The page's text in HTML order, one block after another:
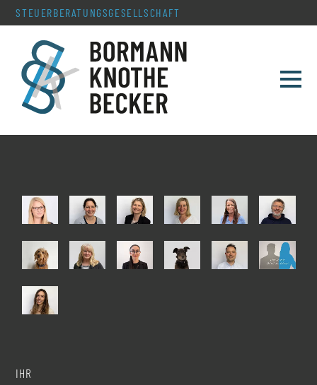
STEUERBERATUNGS­GESELLSCHAFT
SERVICE & AKTUELLES
KARRIERE
IHR